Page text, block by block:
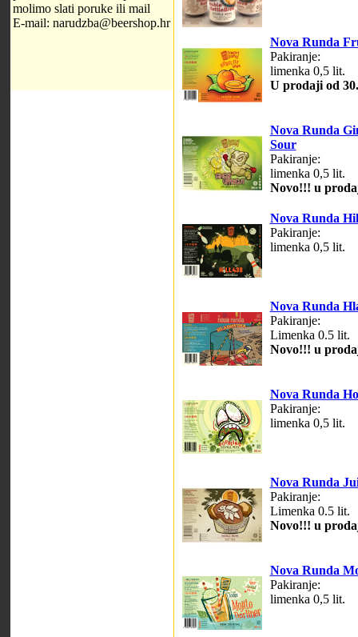
molimo slati poruke ili mail
E-mail: narudzba@beershop.hr
Nova Runda
Pakiranje:
limenka 0,5 lit.
U prodaji od
Nova Runda
Sour
Pakiranje:
limenka 0,5 lit.
Novo!!! u
Nova Runda
Pakiranje:
limenka 0,5 lit.
Nova Runda
Pakiranje:
Limenka 0.5 lit.
Novo!!! u
Nova Runda
Pakiranje:
limenka 0,5 lit.
Nova Runda
Pakiranje:
Limenka 0.5 lit.
Novo!!! u
Nova Runda
Pakiranje:
limenka 0,5 lit.